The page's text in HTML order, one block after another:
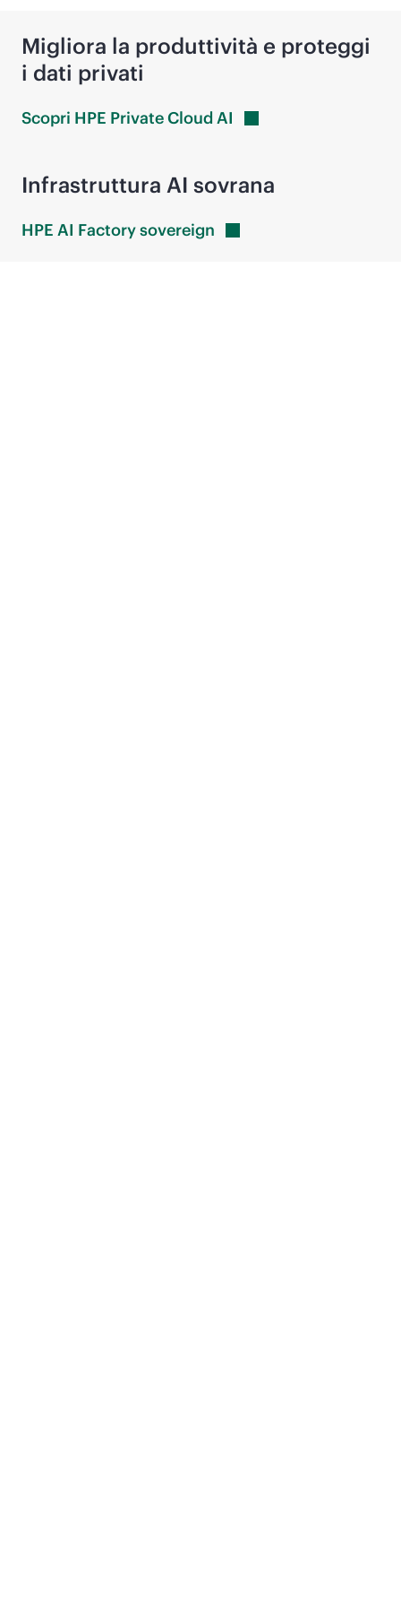
Migliora la produttività e proteggi
i dati privati
Scopri HPE Private CloudAI
Infrastruttura AI sovrana
HPE AI Factorysovereign